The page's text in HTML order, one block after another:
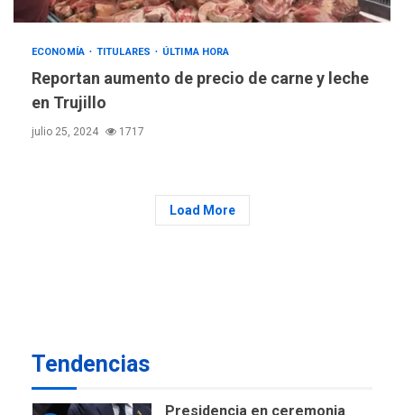
ECONOMÍA TITULARES ÚLTIMA HORA
Reportan aumento de precio de carne y leche
en Trujillo
julio 25, 2024 1717
Load More
Tendencias
6
ÚLTIMA HORA
nuevamente limitar
ciudadanía por nacimiento
Presidencia en ceremonia